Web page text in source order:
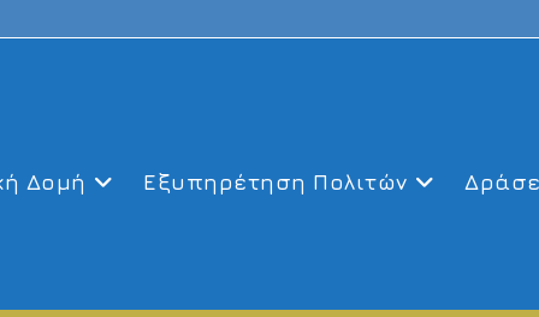
Δομή Εξυπηρέτηση Πολιτών